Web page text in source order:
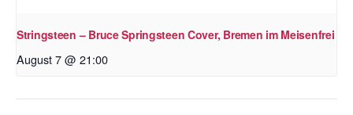
Stringsteen – Bruce Springsteen Cover, Bremen im Meisenfrei
August 7 @ 21:00